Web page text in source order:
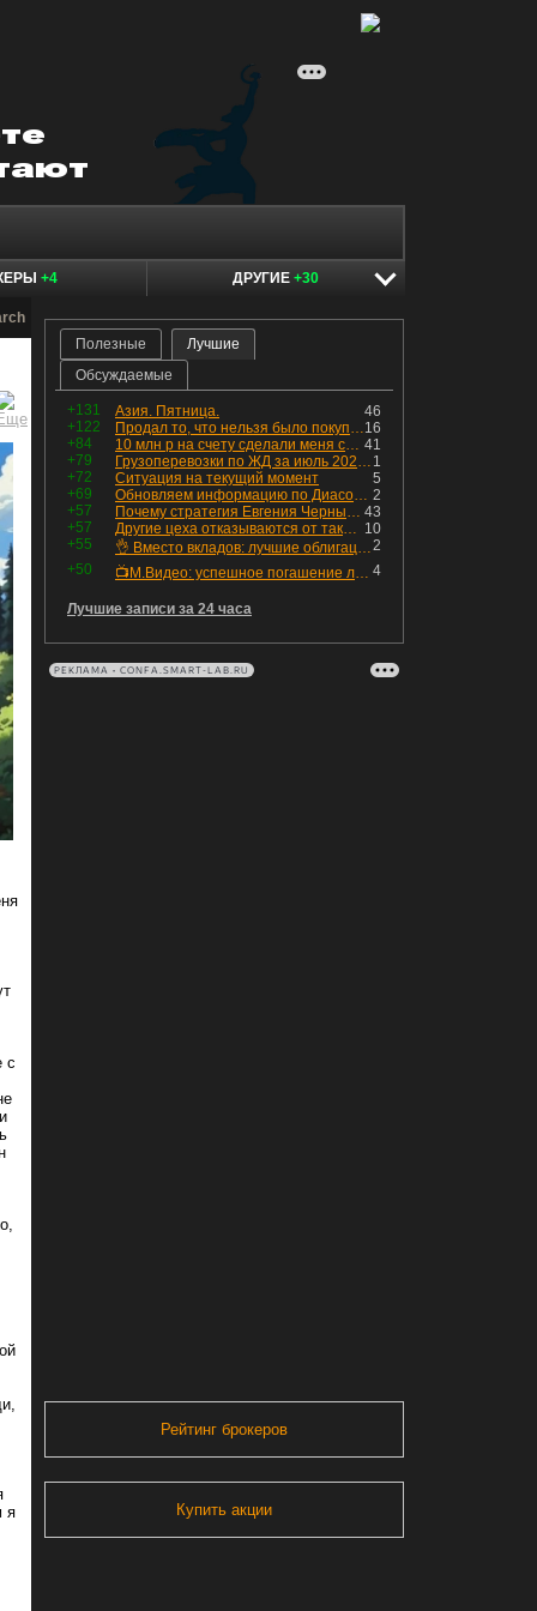
+4 ДРУГИЕ +30
с
я
Полезные
Лучшие
Обсуждаемые
+131 46
Азия. Пятница.
+122
16
Продал то, что нельзя было покупать. Изменения в портфеле
+84
41
10 млн р на счету сделали меня счастливым? Ожидание vs Реальность!
+79
1
Грузоперевозки по ЖД за июль 2026 г. — четвёртый месяц подряд роста, чёрные металлы на уровне прошлого года, а каменный уголь в плюсе.
+72
5
Ситуация на текущий момент
+69
2
Обновляем информацию по Диасофту: дивиденды и выкуп
+57
43
Почему стратегия Евгения Черных приведет вас к убыткам в 2026 году
+57
10
Другие цеха отказываются от таких деталей — а мы построили на них производство с оборотом 70 млн
+55
2
👌 Вместо вкладов: лучшие облигации — только супер надёжные
+50
4
📺М.Видео: успешное погашение любимого флоатера
Лучшие записи за 24 часа
РЕКЛАМА • CONFA.SMART-LAB.RU
Рейтинг брокеров
Купить акции